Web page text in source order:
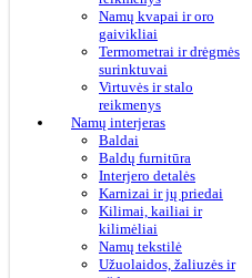
Namų kvapai ir oro
gaivikliai
Termometrai ir drėgmės
surinktuvai
Virtuvės ir stalo
reikmenys
Namų interjeras
Baldai
Baldų furnitūra
Interjero detalės
Karnizai ir jų priedai
Kilimai, kailiai ir
kilimėliai
Namų tekstilė
Užuolaidos, žaliuzės ir